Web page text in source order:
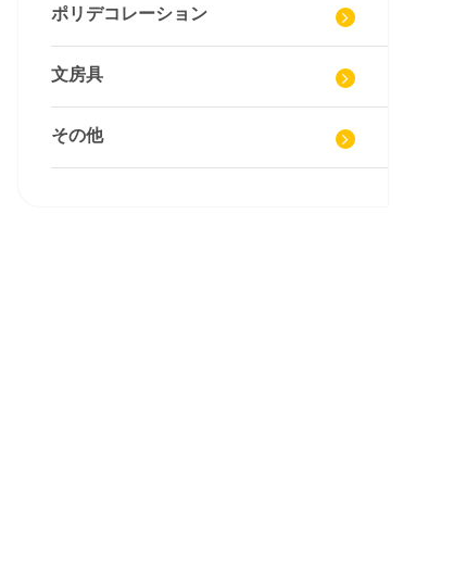
ポリデコレーション
文房具
その他